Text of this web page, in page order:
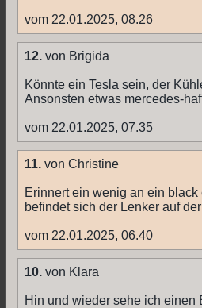
vom 22.01.2025, 08.26
12. von Brigida
Könnte ein Tesla sein, der
Ansonsten etwas mercedes-
vom 22.01.2025, 07.35
11. von Christine
Erinnert ein wenig an ein
befindet sich der Lenker auf
vom 22.01.2025, 06.40
10. von Klara
Hin und wieder sehe ich einen